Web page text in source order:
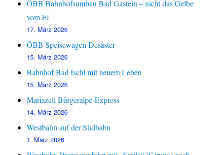
ÖBB Bahnhofsumbau Bad Gastein – nicht das Gelbe
vom Ei
17. März 2026
ÖBB Speisewagen Desaster
15. März 2026
Bahnhof Bad Ischl mit neuem Leben
15. März 2026
Mariazell Bürgeralpe-Express
14. März 2026
Westbahn auf der Südbahn
1. März 2026